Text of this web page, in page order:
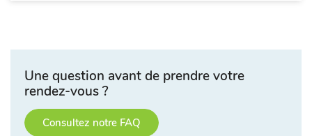
Une question avant de prendre votre
rendez-vous ?
Consultez notre FAQ